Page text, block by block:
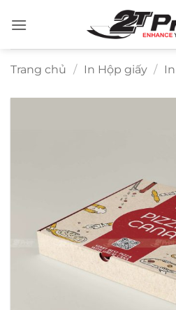
qua
Trang chủ / In Hộp giấy /